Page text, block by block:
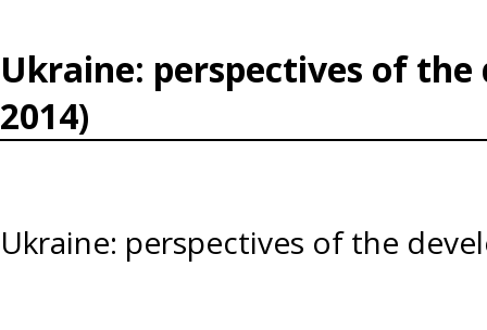
Ukraine: perspectives of
2014)
Ukraine: perspectives of the